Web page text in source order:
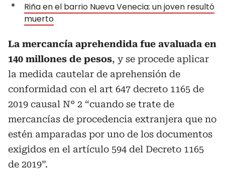
Riña en el barrio Nueva Venecia: un joven resultó
muerto
La mercancía aprehendida fue avaluada en
140 millones de pesos, y se procede aplicar
la medida cautelar de aprehensión de
conformidad con el art 647 decreto 1165 de
2019 causal N° 2 “cuando se trate de
mercancías de procedencia extranjera que no
estén amparadas por uno de los documentos
exigidos en el artículo 594 del Decreto 1165
de 2019”.